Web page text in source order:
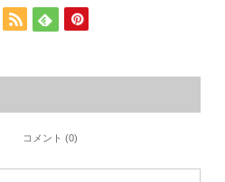
コメント (0)